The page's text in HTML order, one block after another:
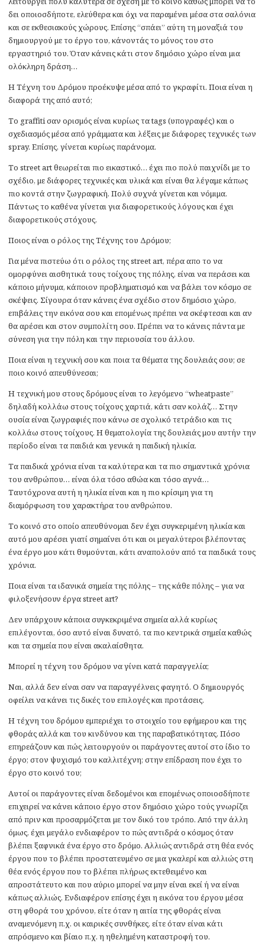
δει οποιοσδήποτε, ελεύθερα και όχι να παραμένει μέσα στα σαλόνια
και σε εκθεσιακούς χώρους. Επίσης “σπάει” αύτη τη μοναξιά του
δημιουργού με το έργο του, κάνοντάς το μόνος του στο
εργαστηριό του. Όταν κάνεις κάτι στον δημόσιο χώρο είναι μια
ολόκληρη δράση…
Η Τέχνη του Δρόμου προέκυψε μέσα από το γκραφίτι. Ποια είναι η
διαφορά της από αυτό;
Το graffiti σαν ορισμός είναι κυρίως τα tags (υπογραφές) και ο
σχεδιασμός μέσα από γράμματα και λέξεις με διάφορες τεχνικές των
spray. Επίσης, γίνεται κυρίως παράνομα.
Το street art θεωρείται πιο εικαστικό… έχει πιο πολύ παιχνίδι με το
σχέδιο, με διάφορες τεχνικές και υλικά και είναι θα λέγαμε κάπως
πιο κοντά στην ζωγραφική. Πολύ συχνά γίνεται και νόμιμα.
Πάντως το καθένα γίνεται για διαφορετικούς λόγους και έχει
διαφορετικούς στόχους.
Ποιος είναι ο ρόλος της Τέχνης του Δρόμου;
Για μένα πιστεύω ότι ο ρόλος της street art, πέρα απο το να
ομορφύνει αισθητικά τους τοίχους της πόλης, είναι να περάσει και
κάποιο μήνυμα, κάποιον προβληματισμό και να βάλει τον κόσμο σε
σκέψεις. Σίγουρα όταν κάνεις ένα σχέδιο στον δημόσιο χώρο,
επιβάλεις την εικόνα σου και επομένως πρέπει να σκέφτεσαι και αν
θα αρέσει και στον συμπολίτη σου. Πρέπει να το κάνεις πάντα με
σύνεση για την πόλη και την περιουσία του άλλου.
Ποια είναι η τεχνική σου και ποια τα θέματα της δουλειάς σου; σε
ποιο κοινό απευθύνεσαι;
Η τεχνική μου στους δρόμους είναι το λεγόμενο “wheatpaste”
δηλαδή κολλάω στους τοίχους χαρτιά, κάτι σαν κολάζ… Στην
ουσία είναι ζωγραφιές που κάνω σε σχολικό τετράδιο και τις
κολλάω στους τοίχους. Η θεματολογία της δουλειάς μου αυτήν την
περίοδο είναι τα παιδιά και γενικά η παιδική ηλικία.
Τα παιδικά χρόνια είναι τα καλύτερα και τα πιο σημαντικά χρόνια
του ανθρώπου… είναι όλα τόσο αθώα και τόσο αγνά…
Ταυτόχρονα αυτή η ηλικία είναι και η πιο κρίσιμη για τη
διαμόρφωση του χαρακτήρα του ανθρώπου.
Το κοινό στο οποίο απευθύνομαι δεν έχει συγκεριμένη ηλικία και
αυτό μου αρέσει γιατί σημαίνει ότι και οι μεγαλύτεροι βλέποντας
ένα έργο μου κάτι θυμούνται, κάτι αναπολούν από τα παιδικά τους
χρόνια.
Ποια είναι τα ιδανικά σημεία της πόλης – της κάθε πόλης – για να
φιλοξενήσουν έργα street art?
Δεν υπάρχουν κάποια συγκεκριμένα σημεία αλλά κυρίως
επιλέγονται, όσο αυτό είναι δυνατό, τα πιο κεντρικά σημεία καθώς
και τα σημεία που είναι ακαλαίσθητα.
Μπορεί η τέχνη του δρόμου να γίνει κατά παραγγελία;
Ναι, αλλά δεν είναι σαν να παραγγέλνεις φαγητό. Ο δημιουργός
οφείλει να κάνει τις δικές του επιλογές και προτάσεις.
Η τέχνη του δρόμου εμπεριέχει το στοιχείο του εφήμερου και της
φθοράς αλλά και του κινδύνου και της παραβατικότητας. Πόσο
επηρεάζουν και πώς λειτουργούν οι παράγοντες αυτοί στο ίδιο το
έργο; στον ψυχισμό του καλλιτέχνη; στην επίδραση που έχει το
έργο στο κοινό του;
Αυτοί οι παράγοντες είναι δεδομένοι και επομένως οποιοσδήποτε
επιχειρεί να κάνει κάποιο έργο στον δημόσιο χώρο τούς γνωρίζει
από πριν και προσαρμόζεται με τον δικό του τρόπο. Από την άλλη
όμως, έχει μεγάλο ενδιαφέρον το πώς αντιδρά ο κόσμος όταν
βλέπει ξαφνικά ένα έργο στο δρόμο. Αλλιώς αντιδρά στη θέα ενός
έργου που το βλέπει προστατευμένο σε μια γκαλερί και αλλιώς στη
θέα ενός έργου που το βλέπει πλήρως εκτεθειμένο και
απροστάτευτο και που αύριο μπορεί να μην είναι εκεί ή να είναι
κάπως αλλιώς. Ενδιαφέρον επίσης έχει η εικόνα του έργου μέσα
στη φθορά του χρόνου, είτε όταν η αιτία της φθοράς είναι
αναμενόμενη π.χ. οι καιρικές συνθήκες, είτε όταν είναι κάτι
απρόσμενο και βίαιο π.χ. η ηθελημένη καταστροφή του.